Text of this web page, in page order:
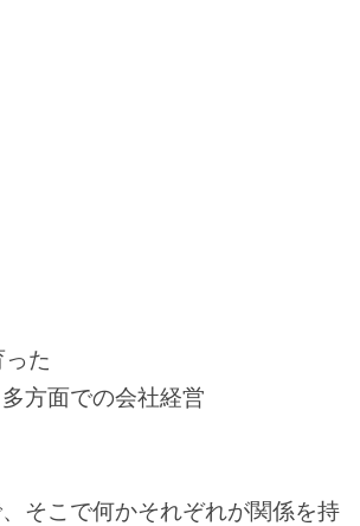
た
方面での会社経営
そこで何かそれぞれが関係を持